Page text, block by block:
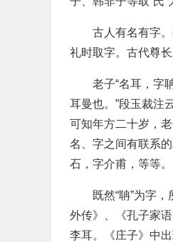
古人有名有字
礼时取字。古代尊
老子“名耳，字
耳曼也。”段玉裁注
可知年方二十岁，
名、字之间有联系
石，字介甫，等等。
既然“聃”为字
外传》、《孔子家
李耳。《庄子》中